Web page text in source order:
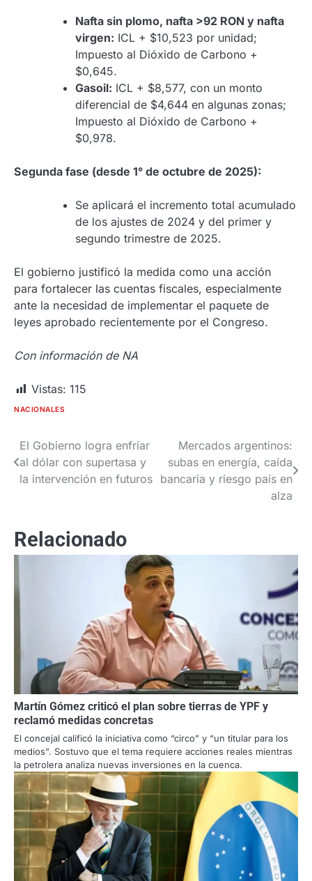
Nafta sin plomo, nafta >92 RON y nafta
virgen: ICL + $10,523 por unidad;
Impuesto al Dióxido de Carbono +
$0,645.
Gasoil: ICL + $8,577, con un monto
diferencial de $4,644 en algunas zonas;
Impuesto al Dióxido de Carbono +
$0,978.
Segunda fase (desde 1° de octubre de 2025):
Se aplicará el incremento total acumulado
de los ajustes de 2024 y del primer y
segundo trimestre de 2025.
El gobierno justificó la medida como una acción
para fortalecer las cuentas fiscales, especialmente
ante la necesidad de implementar el paquete de
leyes aprobado recientemente por el Congreso.
Con información de NA
Vistas: 115
NACIONALES
Navegación
de
El Gobierno logra enfríar
al dólar con supertasa y
la intervención en futuros
Mercados argentinos:
subas en energía, caída
bancaria y riesgo país en
alza
Relacionado
Martín Gómez criticó el plan sobre tierras de YPF y
reclamó medidas concretas
El concejal calificó la iniciativa como “circo” y “un titular para los
medios”. Sostuvo que el tema requiere acciones reales mientras
la petrolera analiza nuevas inversiones en la cuenca.